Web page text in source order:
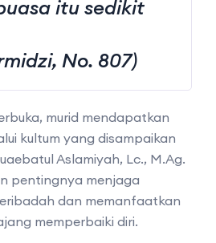
itu sedikit
No. 807)
murid mendapatkan
kultum yang disampaikan
Aslamiyah, Lc., M.Ag.
pentingnya menjaga
dan memanfaatkan
memperbaiki diri.